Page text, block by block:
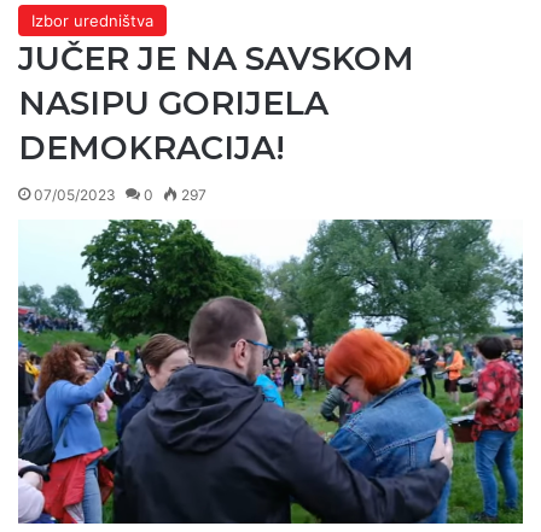
Izbor uredništva
JUČER JE NA SAVSKOM
NASIPU GORIJELA
DEMOKRACIJA!
07/05/2023 0 297